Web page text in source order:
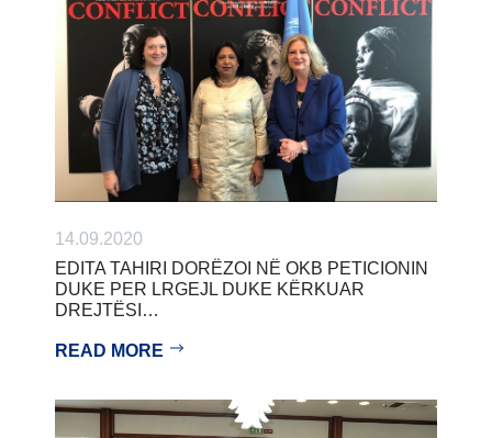
14.09.2020
EDITA TAHIRI DORËZOI NË OKB PETICIONIN
DUKE PER LRGEJL DUKE KËRKUAR
DREJTËSI…
READ MORE